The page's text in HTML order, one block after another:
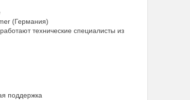
(Германия)
технические специалисты из
поддержка